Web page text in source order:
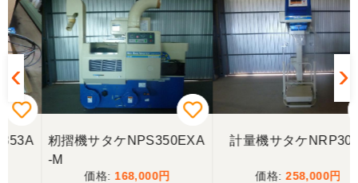
籾摺機サタケNPS350EXA
168,000
計量機サタケNRP30-C
258,000